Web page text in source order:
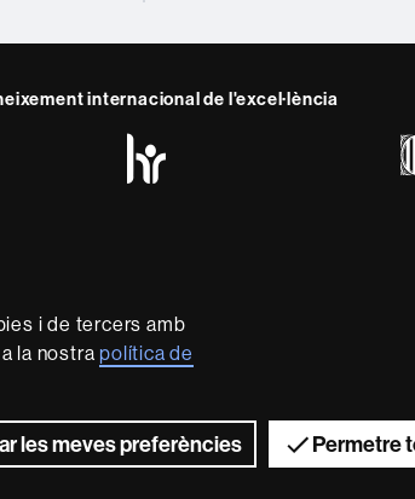
i de tercers amb
la nostrapolítica de
les meves preferències Permetre
internacional de l'excel·lència
imparteix una docència de qualitat,
societat i adaptada als nous models de
Universitat Autònoma de Barcelona